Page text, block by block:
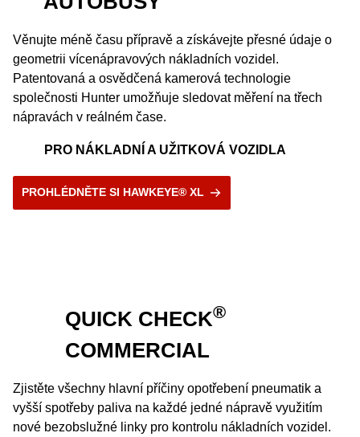
Věnujte méně času přípravě a získávejte přesné údaje o
geometrii vícenápravových nákladních vozidel.
Patentovaná a osvědčená kamerová technologie
společnosti Hunter umožňuje sledovat měření na třech
nápravách v reálném čase.
PRO NÁKLADNÍ A UŽITKOVÁ VOZIDLA
PROHLÉDNĚTE SI HAWKEYE® XL
QUICK CHECK®
COMMERCIAL
Zjistěte všechny hlavní příčiny opotřebení pneumatik a
vyšší spotřeby paliva na každé jedné nápravě využitím
nové bezobslužné linky pro kontrolu nákladních vozidel.